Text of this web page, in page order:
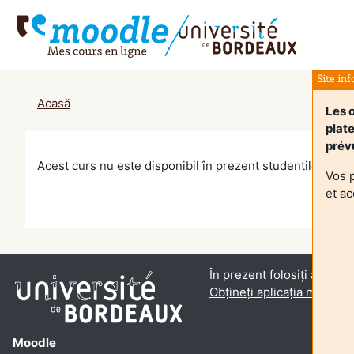
Site
Les
Vos
et
Acasă
Acest curs nu este disponibil în prezent studenților
Moodle
În prezent folosiți
Obțineți aplicația mobilă